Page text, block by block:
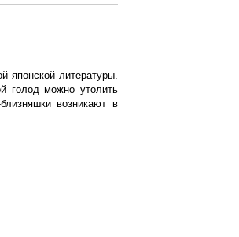
японской литературы.
голод можно утолить
возникают в